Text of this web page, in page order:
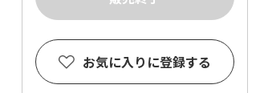
お気に入りに登録する